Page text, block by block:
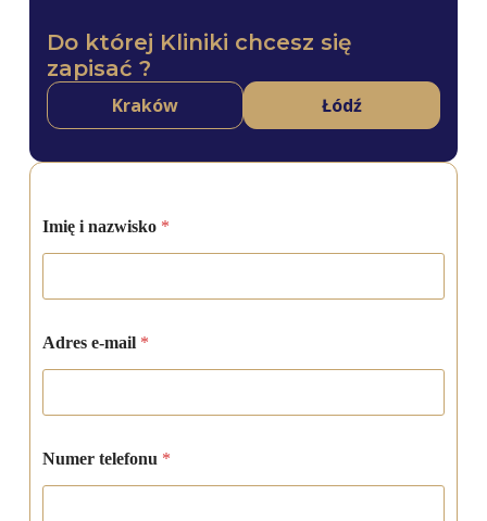
Do której Kliniki chcesz się
zapisać ?
Kraków Łódź
Imię i nazwisko *
e
-
a
l
Ł
o
Adres e-mail *
Numer telefonu *